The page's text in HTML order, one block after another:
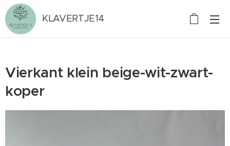
KLAVERTJE14
Vierkant klein beige-wit-zwart-
koper